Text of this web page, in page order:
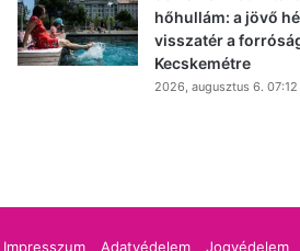
hőhullám: a jövő
visszatér a
Kecskemétre
2026, augusztus 6. 07:12
Impresszum Adatvédelem Jogvédelem